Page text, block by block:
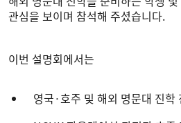
관심을 보이며 참석해 주셨습니다.
이번 설명회에서는
영국·호주 및 해외 명문대 진학